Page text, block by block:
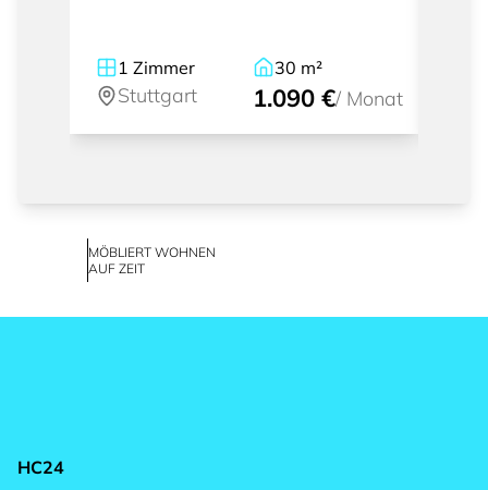
1 Zimmer
Stuttgart
30 m²
1.090 €/ Monat
MÖBLIERT WOHNEN
AUF ZEIT
HC24